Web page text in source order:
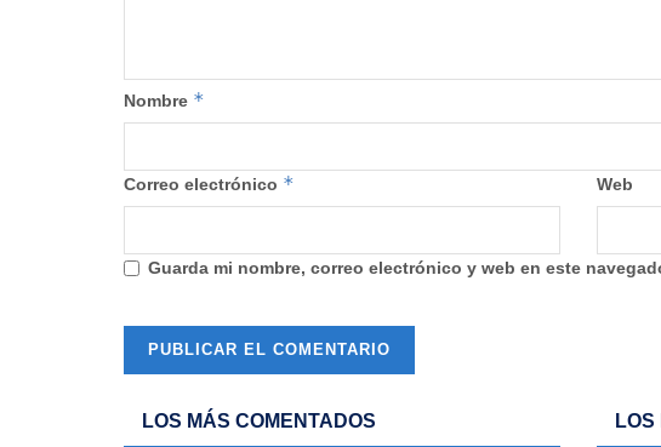
Nombre *
Correo electrónico * Web
Guarda mi nombre, correo electrónico y web en este
LOS MÁS COMENTADOS